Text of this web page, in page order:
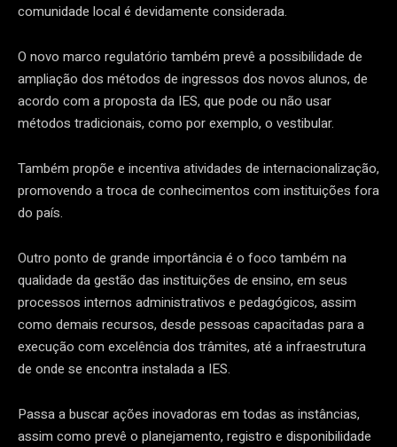
comunidade local é devidamente considerada.
O novo marco regulatório também prevê a possibilidade de
ampliação dos métodos de ingressos dos novos alunos, de
acordo com a proposta da IES, que pode ou não usar
métodos tradicionais, como por exemplo, o vestibular.
Também propõe e incentiva atividades de internacionalização,
promovendo a troca de conhecimentos com instituições fora
do país.
Outro ponto de grande importância é o foco também na
qualidade da gestão das instituições de ensino, em seus
processos internos administrativos e pedagógicos, assim
como demais recursos, desde pessoas capacitadas para a
execução com excelência dos trâmites, até a infraestrutura
de onde se encontra instalada a IES.
Passa a buscar ações inovadoras em todas as instâncias,
assim como prevê o planejamento, registro e disponibilidade